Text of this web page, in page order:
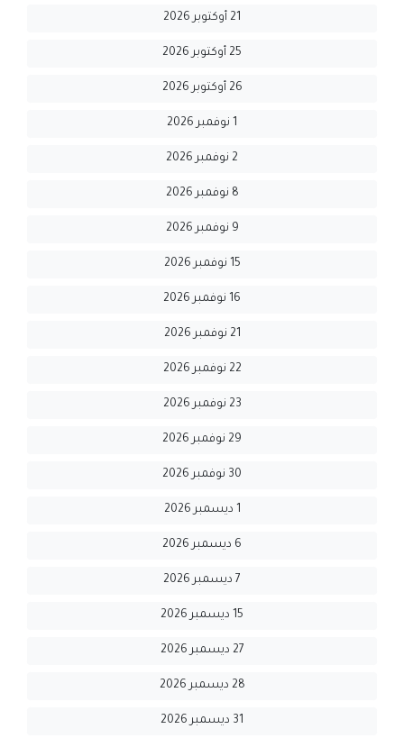
21 أوكتوبر 2026
25 أوكتوبر 2026
26 أوكتوبر 2026
1 نوفمبر 2026
2 نوفمبر 2026
8 نوفمبر 2026
9 نوفمبر 2026
15 نوفمبر 2026
16 نوفمبر 2026
21 نوفمبر 2026
22 نوفمبر 2026
23 نوفمبر 2026
29 نوفمبر 2026
30 نوفمبر 2026
1 ديسمبر 2026
6 ديسمبر 2026
7 ديسمبر 2026
15 ديسمبر 2026
27 ديسمبر 2026
28 ديسمبر 2026
31 ديسمبر 2026